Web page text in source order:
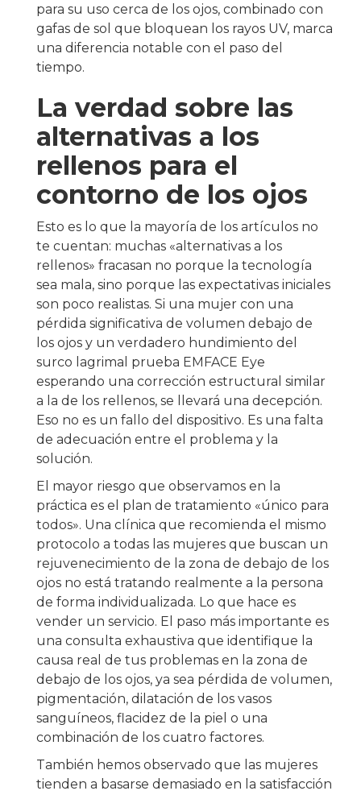
para su uso cerca de los ojos, combinado con
gafas de sol que bloquean los rayos UV, marca
una diferencia notable con el paso del
tiempo.
La verdad sobre las
alternativas a los
rellenos para el
contorno de los ojos
Esto es lo que la mayoría de los artículos no
te cuentan: muchas «alternativas a los
rellenos» fracasan no porque la tecnología
sea mala, sino porque las expectativas iniciales
son poco realistas. Si una mujer con una
pérdida significativa de volumen debajo de
los ojos y un verdadero hundimiento del
surco lagrimal prueba EMFACE Eye
esperando una corrección estructural similar
a la de los rellenos, se llevará una decepción.
Eso no es un fallo del dispositivo. Es una falta
de adecuación entre el problema y la
solución.
El mayor riesgo que observamos en la
práctica es el plan de tratamiento «único para
todos». Una clínica que recomienda el mismo
protocolo a todas las mujeres que buscan un
rejuvenecimiento de la zona de debajo de los
ojos no está tratando realmente a la persona
de forma individualizada. Lo que hace es
vender un servicio. El paso más importante es
una consulta exhaustiva que identifique la
causa real de tus problemas en la zona de
debajo de los ojos, ya sea pérdida de volumen,
pigmentación, dilatación de los vasos
sanguíneos, flacidez de la piel o una
combinación de los cuatro factores.
También hemos observado que las mujeres
tienden a basarse demasiado en la satisfacción